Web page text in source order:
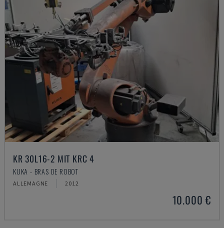
KR 30L16-2 MIT KRC 4
KUKA - BRAS DE ROBOT
ALLEMAGNE 2012
10.000 €